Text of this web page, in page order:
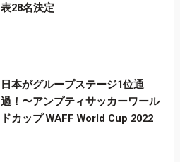
表28名決定
日本がグループステージ1位通
過！〜アンプティサッカーワール
ドカップ WAFF World Cup 2022